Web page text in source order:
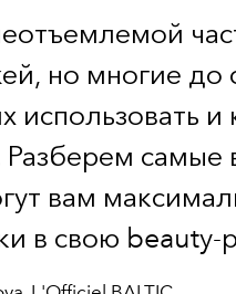
но многие до
использовать и
Разберем самые
вам
в свою beauty-